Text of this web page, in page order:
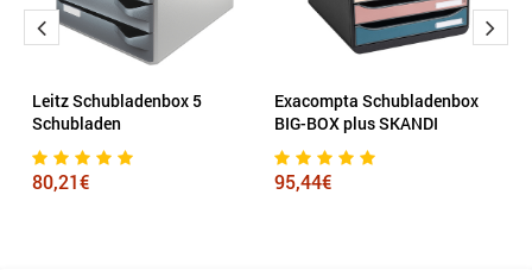
Leitz Schubladenbox 5
Schubladen
80,21€
Exacompta Schubladenbox
BIG-BOX plus SKANDI
95,44€